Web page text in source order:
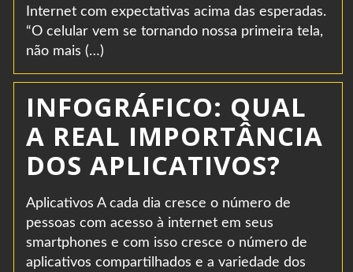
Internet com expectativas acima das esperadas.
“O celular vem se tornando nossa primeira tela,
não mais (…)
INFOGRÁFICO: QUAL
A REAL IMPORTÂNCIA
DOS APLICATIVOS?
Aplicativos A cada dia cresce o número de
pessoas com acesso à internet em seus
smartphones e com isso cresce o número de
aplicativos compartilhados e a variedade dos